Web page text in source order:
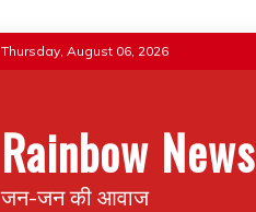
Thursday, August 06, 2026
Rainbow News
जन-जन की आवाज